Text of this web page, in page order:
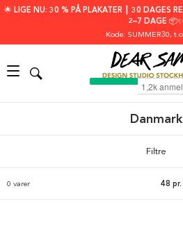
🌟 LIGE NU: 30 % PÅ PLAKATER ┃ 30 DAGES
2–7 DAGE 📦✨
Kode: SUMMER30,
Danmark
Filtre
0 varer